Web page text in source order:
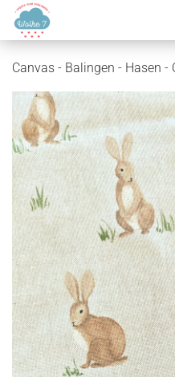
Canvas - Balingen - Hasen